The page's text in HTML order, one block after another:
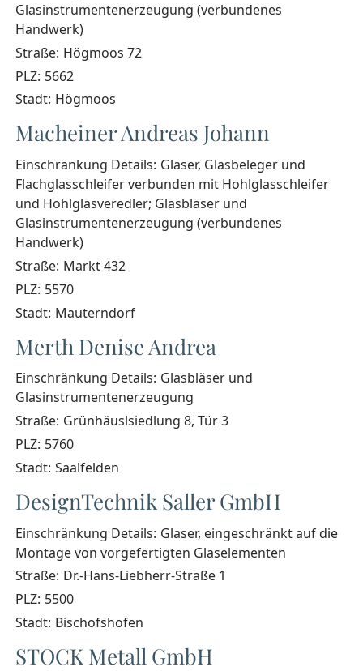
Glasinstrumentenerzeugung (verbundenes
Handwerk)
Straße: Högmoos 72
PLZ: 5662
Stadt: Högmoos
Macheiner Andreas Johann
Einschränkung Details: Glaser, Glasbeleger und
Flachglasschleifer verbunden mit Hohlglasschleifer
und Hohlglasveredler; Glasbläser und
Glasinstrumentenerzeugung (verbundenes
Handwerk)
Straße: Markt 432
PLZ: 5570
Stadt: Mauterndorf
Merth Denise Andrea
Einschränkung Details: Glasbläser und
Glasinstrumentenerzeugung
Straße: Grünhäuslsiedlung 8, Tür 3
PLZ: 5760
Stadt: Saalfelden
DesignTechnik Saller GmbH
Einschränkung Details: Glaser, eingeschränkt auf die
Montage von vorgefertigten Glaselementen
Straße: Dr.-Hans-Liebherr-Straße 1
PLZ: 5500
Stadt: Bischofshofen
STOCK Metall GmbH